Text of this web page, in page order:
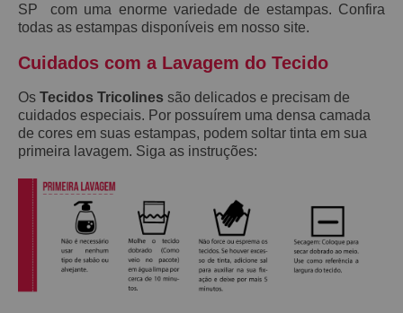
SP com uma enorme variedade de estampas. Confira
todas as estampas disponíveis em nosso site.
Cuidados com a Lavagem do Tecido
Os Tecidos Tricolines são delicados e precisam de
cuidados especiais. Por possuírem uma densa camada
de cores em suas estampas, podem soltar tinta em sua
primeira lavagem. Siga as instruções: